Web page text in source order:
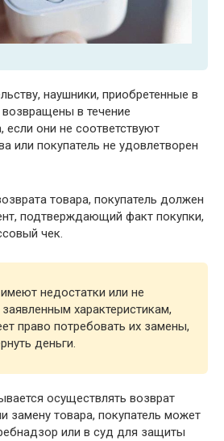
наушники, приобретенные в
в течение
если они не соответствуют
или покупатель не удовлетворен
товара, покупатель должен
подтверждающий факт покупки,
чек.
недостатки или не
характеристикам,
право потребовать их замены,
деньги.
осуществлять возврат
замену товара, покупатель может
или в суд для защиты